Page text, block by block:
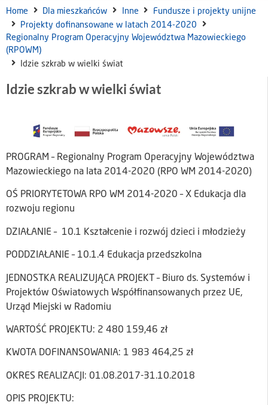
Home Dla mieszkańców Inne
Fundusze i projekty unijne
Projekty dofinansowane w latach 2014-2020
Regionalny Program Operacyjny Województwa Mazowieckiego
(RPOWM)
Idzie szkrab w wielki świat
Idzie szkrab w wielki świat
PROGRAM – Regionalny Program Operacyjny Województwa
Mazowieckiego na lata 2014-2020 (RPO WM 2014-2020)
OŚ PRIORYTETOWA RPO WM 2014-2020 – X Edukacja dla
rozwoju regionu
DZIAŁANIE – 10.1 Kształcenie i rozwój dzieci i młodzieży
PODDZIAŁANIE – 10.1.4 Edukacja przedszkolna
JEDNOSTKA REALIZUJĄCA PROJEKT – Biuro ds. Systemów i
Projektów Oświatowych Współfinansowanych przez UE,
Urząd Miejski w Radomiu
WARTOŚĆ PROJEKTU: 2 480 159,46 zł
KWOTA DOFINANSOWANIA: 1 983 464,25 zł
OKRES REALIZACJI: 01.08.2017-31.10.2018
OPIS PROJEKTU: